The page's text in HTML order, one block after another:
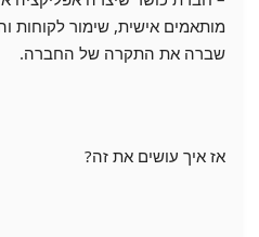
מותאמים אישית, שימור
שברה את התקרה של החברה.
אז איך עושים את זה?